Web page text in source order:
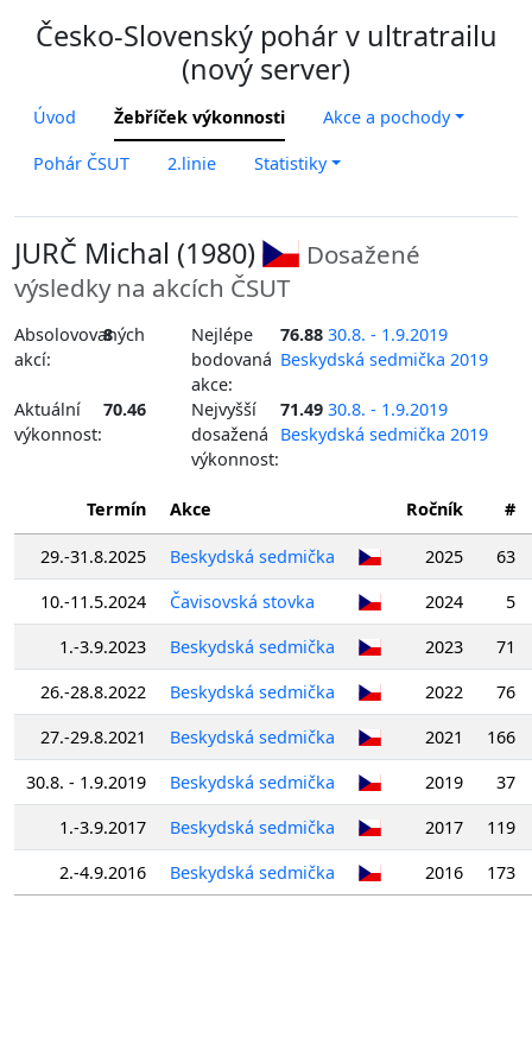
Česko-Slovenský pohár v ultratrailu
(nový server)
Úvod Žebříček výkonnosti Akce a pochody
Pohár ČSUT 2.linie Statistiky
JURČ Michal (1980)
Dosažené
výsledky na akcích ČSUT
Absolovovaných
akcí:
8
Nejlépe
bodovaná
akce:
76.88 30.8. - 1.9.2019
Beskydská sedmička 2019
Aktuální
výkonnost:
70.46
Nejvyšší
dosažená
výkonnost:
71.49 30.8. - 1.9.2019
Beskydská sedmička 2019
Termín Akce Ročník #
29.-31.8.2025 Beskydská sedmička 2025
63
10.-11.5.2024
Čavisovská stovka 2024
5
1.-3.9.2023
Beskydská sedmička 2023
71
26.-28.8.2022
Beskydská sedmička 2022
76
27.-29.8.2021
Beskydská sedmička 2021
166
30.8. - 1.9.2019
Beskydská sedmička 2019
37
1.-3.9.2017
Beskydská sedmička 2017
119
2.-4.9.2016
Beskydská sedmička 2016 173